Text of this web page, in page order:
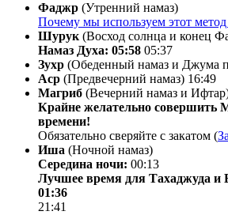
Фаджр (Утренний намаз)
Почему мы используем этот метод
Шурук (Восход солнца и конец
Намаз Духа: 05:58 05:37
Зухр (Обеденный намаз и Джума
Аср (Предвечерний намаз) 16:49
Магриб (Вечерний намаз и
Крайне желательно совершить
времени!
Обязательно сверяйте с закатом (
Иша (Ночной намаз)
Середина ночи: 00:13
Лучшее время для Тахаджуда и
01:36
21:41